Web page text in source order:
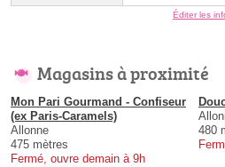
Éditer les
Magasins à proximité
Mon Pari Gourmand - Confiseur
(ex Paris-Caramels)
Allonne
475 mètres
Fermé, ouvre demain à 9h
480